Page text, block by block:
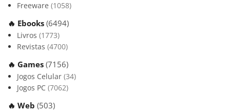
Freeware (1058)
🔥 Ebooks (6494)
Livros (1773)
Revistas (4700)
🔥 Games (7156)
Jogos Celular (34)
Jogos PC (7062)
🔥 Web (503)